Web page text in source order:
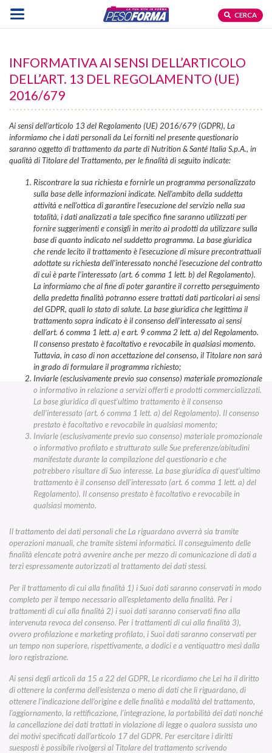
CERCA
INFORMATIVA AI SENSI DELL’ARTICOLO
DELL’ART. 13 DEL REGOLAMENTO (UE)
2016/679
Ai sensi dell’articolo 13 del Regolamento (UE) 2016/679 (GDPR), La
informiamo che i dati personali da Lei forniti nel presente questionario
saranno oggetto di trattamento da parte di Nutrition & Santé Italia S.p.A., in
qualità di Titolare del Trattamento, per le finalità di seguito indicate:
Riscontrare la sua richiesta e fornirle un programma personalizzato
sulla base delle informazioni indicate. Nell’ambito della suddetta
attività e nell’ottica di garantire l’esecuzione del servizio nella sua
totalità, i dati analizzati a tale specifico fine saranno utilizzati per
fornire suggerimenti e consigli in merito ai prodotti da utilizzare sulla
base di quanto indicato nel suddetto programma. La base giuridica
che rende lecito il trattamento è l’esecuzione di misure precontrattuali
adottate su richiesta dell’interessato nonché l’esecuzione del contratto
di cui è parte l’interessato (art. 6 comma 1 lett. b) del Regolamento).
La informiamo che al fine di poter garantire il corretto perseguimento
della predetta finalità potranno essere trattati dati particolari ai sensi
del GDPR, quali lo stato di salute. La base giuridica che legittima il
trattamento sopra indicato è il consenso dell’interessato ai sensi
dell’art. 6 comma 1 lett. a) e art. 9 comma 2 lett. a) del Regolamento.
Il consenso prestato è facoltativo e revocabile in qualsiasi momento.
Tuttavia, in caso di non accettazione del consenso, il Titolare non sarà
in grado di formulare il programma richiesto;
Inviarle (esclusivamente previo suo consenso) materiale promozionale
o informativo in relazione a servizi offerti e prodotti commercializzati.
La base giuridica di quest’ultimo trattamento è il consenso
dell’interessato (art. 6 comma 1 lett. a) del Regolamento). Il consenso
prestato è facoltativo e revocabile in qualsiasi momento;
Inviarle (esclusivamente previo suo consenso) materiale promozionale
o informativo profilato e strutturato sulle Sue preferenze/abitudini
manifestate durante la compilazione del questionario e che
potrebbero risultare di Suo interesse. La base giuridica di quest’ultimo
trattamento è il consenso dell’interessato (art. 6 comma 1 lett. a) del
Regolamento). Il consenso prestato è facoltativo e revocabile in
qualsiasi momento.
Il trattamento dei dati personali che La riguardano avverrà sia tramite
operazioni manuali, che tramite sistemi informatici. Il conseguimento delle
finalità elencate potrà avvenire anche per mezzo di comunicazione di dati a
terzi espressamente autorizzati al trattamento dei dati stessi.
Per il trattamento di cui alla finalità 1) i Suoi dati saranno conservati in modo
completo per il tempo necessario all’espletamento della finalità. Per i
trattamenti di cui alla finalità 2) i suoi dati saranno conservati fino alla
intervenuta revoca del consenso. Per i trattamenti di cui alla finalità 3),
ovvero profilazione e marketing profilato, i Suoi dati saranno conservati per
un tempo non superiore, rispettivamente, a dodici e a ventiquattro mesi dalla
loro registrazione.
Ai sensi degli articoli da 15 a 22 del GDPR, Le ricordiamo che Lei ha il diritto
di ottenere la conferma dell’esistenza o meno di dati che li riguardano, di
ottenere l’indicazione dell’origine e delle finalità e modalità del trattamento,
l’aggiornamento, la rettificazione, l’integrazione, la portabilità dei dati nonché
la cancellazione dei dati trattati in violazione di legge o qualora sussista uno
dei motivi specificati dall’articolo 17 del GDPR. Per esercitare i diritti
suesposti è possibile rivolgersi al Titolare del trattamento scrivendo